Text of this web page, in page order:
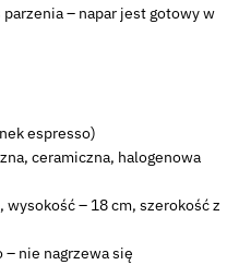
– napar jest gotowy w
espresso)
ceramiczna, halogenowa
– 18 cm, szerokość z
nie nagrzewa się